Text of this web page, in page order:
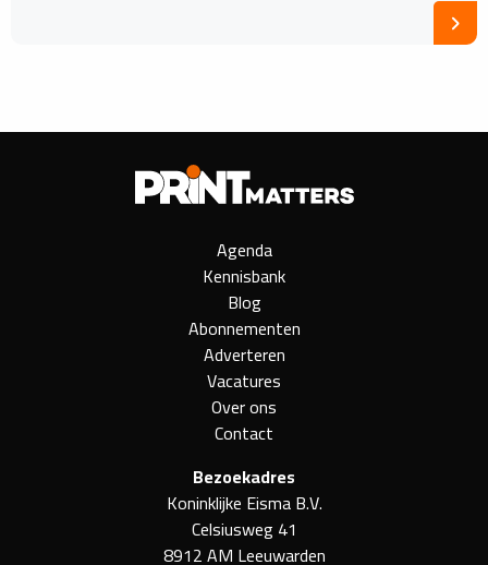
Agenda
Kennisbank
Blog
Abonnementen
Adverteren
Vacatures
Over ons
Contact
Bezoekadres
Koninklijke Eisma B.V.
Celsiusweg 41
8912 AM Leeuwarden